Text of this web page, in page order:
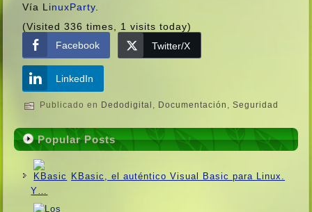
Ví­a L inuxParty
(Visited 336 times, 1 visits today)
Facebook
Twitter/X
LinkedIn
Publicado en Dedodigital , Documentación ,Seguridad
Popular Posts
KBasic, el auténtico Visual Basic para Linux.
Y…